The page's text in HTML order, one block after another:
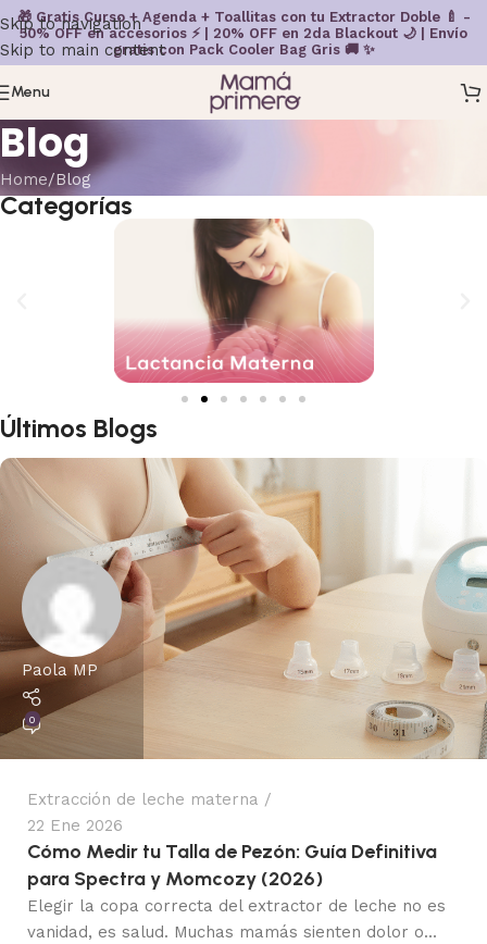
Skip to navigation
Skip to main content
🎁 Gratis Curso + Agenda + Toallitas con tu Extractor Doble 🍼 -
50% OFF en accesorios ⚡ | 20% OFF en 2da Blackout 🌙 | Envío
gratis con Pack Cooler Bag Gris 🚚 ✨
Menu
Blog
Home Blog
Categorías
Últimos Blogs
Paola MP
0
Extracción de leche materna
22 Ene 2026
Cómo Medir tu Talla de Pezón: Guía Definitiva
para Spectra y Momcozy (2026)
Elegir la copa correcta del extractor de leche no es
vanidad, es salud. Muchas mamás sienten dolor o...